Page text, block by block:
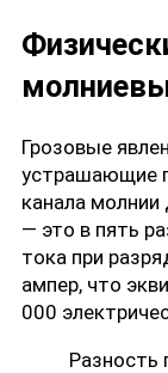
Грозовые
устрашающие
канала молнии
— это в пять
тока при
ампер, что
000
Разность